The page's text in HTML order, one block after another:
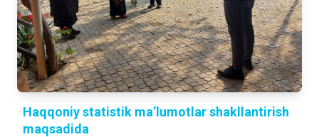
Haqqoniy statistik ma’lumotlar shakllantirish
maqsadida